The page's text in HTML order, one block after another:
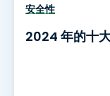
安全性
2024 年的十